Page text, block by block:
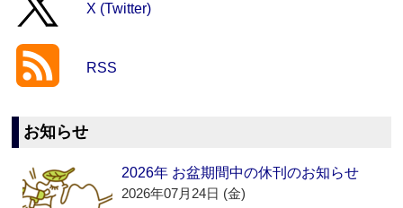
X (Twitter)
RSS
お知らせ
2026年 お盆期間中の休刊のお知らせ
2026年07月24日 (金)